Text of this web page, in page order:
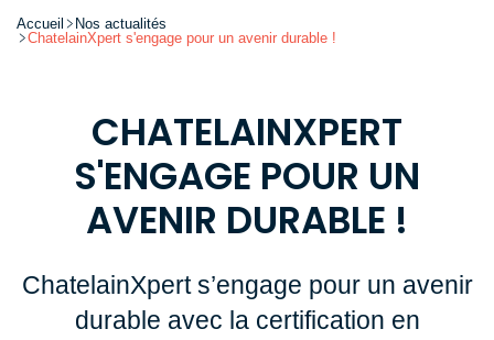
Accueil
Nos actualités
ChatelainXpert s'engage pour un avenir durable !
CHATELAINXPERT
S'ENGAGE POUR UN
AVENIR DURABLE !
ChatelainXpert s’engage pour un avenir
durable avec la certification en